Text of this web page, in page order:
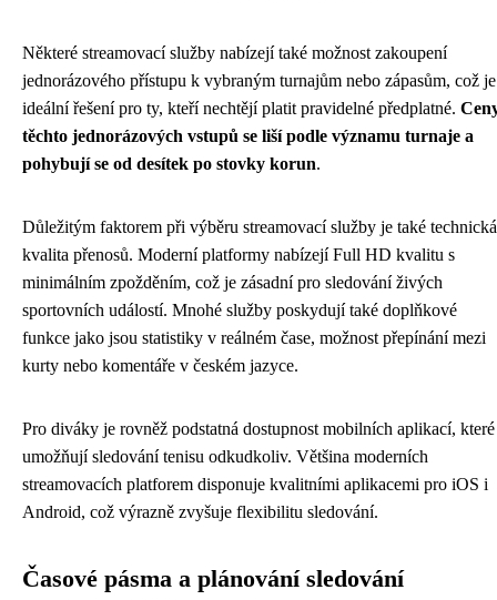
Některé streamovací služby nabízejí také možnost zakoupení
jednorázového přístupu k vybraným turnajům nebo zápasům, což je
ideální řešení pro ty, kteří nechtějí platit pravidelné předplatné.
těchto jednorázových vstupů se liší podle významu turnaje a
pohybují se od desítek po stovky korun.
Důležitým faktorem při výběru streamovací služby je také technická
kvalita přenosů. Moderní platformy nabízejí Full HD kvalitu s
minimálním zpožděním, což je zásadní pro sledování živých
sportovních událostí. Mnohé služby poskydují také doplňkové
funkce jako jsou statistiky v reálném čase, možnost přepínání mezi
kurty nebo komentáře v českém jazyce.
Pro diváky je rovněž podstatná dostupnost mobilních aplikací, které
umožňují sledování tenisu odkudkoliv. Většina moderních
streamovacích platforem disponuje kvalitními aplikacemi pro iOS i
Android, což výrazně zvyšuje flexibilitu sledování.
Časové pásma a plánování sledování